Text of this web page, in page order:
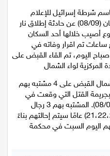
شرطة إسرائيل للإعلام
العربيّ - لواء الشمال: استمرار للبيان (08/09) عن حادثة إطلاق نار
أصيب خلالها أحد السكان
تم اقرار وفاته في
اليوم، تم القاء القبض على
القت الوحدة المركزية في لواء الشمال القبض على 4 مشتبه بهم
القتل التي وقعت في
قرية دبورية في نهاية الأسبوع (08/09). المشتبه بهم 3 رجال
وامرأة من سكان الناعورة (21،22،25،27) عامًا سيتم إحالتهم بناءً
اليوم السبت في محكمة